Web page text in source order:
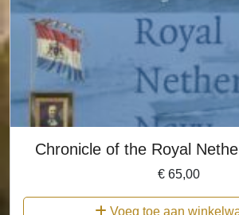
Chronicle of the Royal
€65,00
Voeg toe aan